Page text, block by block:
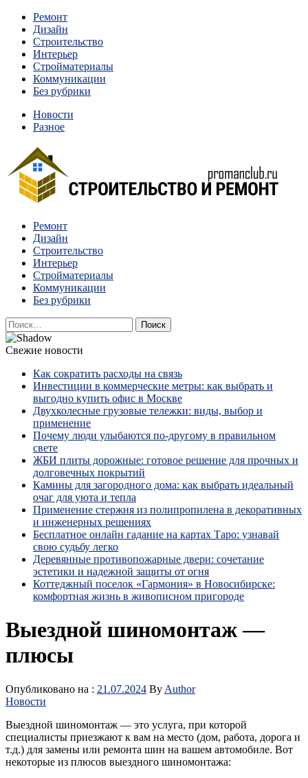
Перейти
содержимому
Ремонт
Дизайн
Строительство
Интерьер
Стройматериалы
Коммуникации
Без рубрики
Новости
Разное
Строительство и ремонт
Квартиры и дома, в которых живут разные люди, очень
отличаются между собой.
Ремонт
Дизайн
Строительство
Интерьер
Стройматериалы
Коммуникации
Без рубрики
Найти:
Свежие новости
Как сократить расходы на связь
Инвестиции в коммерческие метры: как выбрать и
выгодно купить офис в Москве
Двухколесные грузовые тележки: виды, выбор и
применение
Почему люди улыбаются по‑другому в правильном
свете
ЖБИ плиты дорожные: готовое решение для прочных и
долговечных покрытий
Камины для загородного дома: как выбрать идеальный
очаг для уюта и тепла
Применение стержня из полипропилена в декоративных
и инженерных решениях
Бесплатное онлайн гадание на картах Таро: узнавай
свою судьбу легко
Деревянные противопожарные двери: сочетание
эстетики и надежной защиты от огня
Коттеджный поселок «Гармония» в Новосибирске:
комфортная жизнь в живописном пригороде
Выездной шиномонтаж —
плюсы
Опубликовано на : 21.07.2024 By Author
Новости
Выездной шиномонтаж — это услуга, при которой
специалисты приезжают к вам на место (дом, работа, дорога и
т.д.) для замены или ремонта шин на вашем автомобиле. Вот
некоторые из плюсов выездного шиномонтажа: